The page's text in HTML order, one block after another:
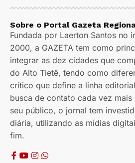
Sobre o Portal Gazeta
Fundada por Laerton Santos no
2000, a GAZETA tem como
integrar as dez cidades que
do Alto Tietê, tendo como
crítico que define a linha
busca de contato cada vez
seu público, o jornal tem
diária, utilizando as mídias
fim.